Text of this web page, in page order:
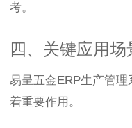
考。
四、关键应用场
易呈五金ERP生产管
着重要作用。